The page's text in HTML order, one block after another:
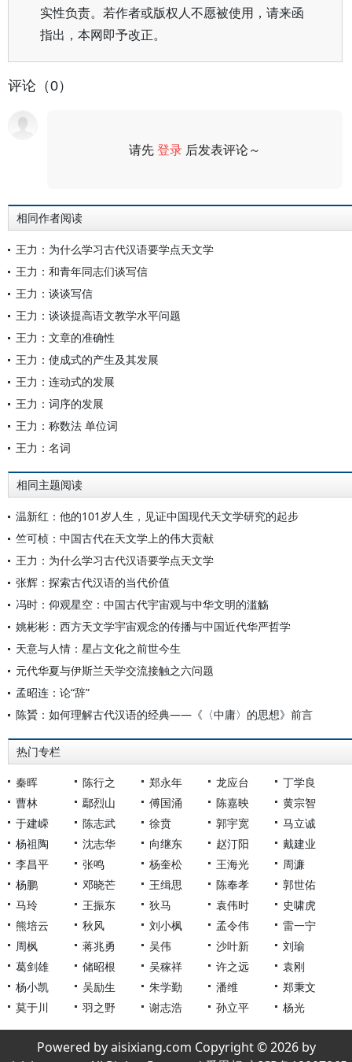
实性负责。若作者或版权人不愿被使用，请来函
指出，本网即予改正。
评论（0）
请先登录 后发表评论～
相同作者阅读
王力：为什么学习古代汉语要学点天文学
王力：和青年同志们谈写信
王力：谈谈写信
王力：谈谈提高语文教学水平问题
王力：文章的准确性
王力：使成式的产生及其发展
王力：连动式的发展
王力：词序的发展
王力：称数法 单位词
王力：名词
相同主题阅读
温新红：他的101岁人生，见证中国现代天文学研究的起步
竺可桢：中国古代在天文学上的伟大贡献
王力：为什么学习古代汉语要学点天文学
张辉：探索古代汉语的当代价值
冯时：仰观星空：中国古代宇宙观与中华文明的滥觞
姚彬彬：西方天文学宇宙观念的传播与中国近代华严哲学
天意与人情：星占文化之前世今生
元代华夏与伊斯兰天学交流接触之六问题
孟昭连：论“辞”
陈贇：如何理解古代汉语的经典——《〈中庸〉的思想》前言
热门专栏
秦晖 陈行之 郑永年 龙应台
丁学良
曹林
鄢烈山 傅国涌 陈嘉映
黄宗智
于建嵘
陈志武 徐贲 郭宇宽
马立诚
杨祖陶
沈志华 向继东 赵汀阳
戴建业
李昌平
张鸣 杨奎松 王海光
周濂
杨鹏
邓晓芒 王缉思 陈奉孝
郭世佑
马玲
王振东 狄马 袁伟时
史啸虎
熊培云
秋风 刘小枫 孟令伟
雷一宁
周枫
蒋兆勇 吴伟 沙叶新
刘瑜
葛剑雄
储昭根 吴稼祥 许之远
袁刚
杨小凯
吴励生 朱学勤 潘维
郑秉文
莫于川
羽之野 谢志浩 孙立平 杨光
Powered by aisixiang.com Copyright © 2026 by